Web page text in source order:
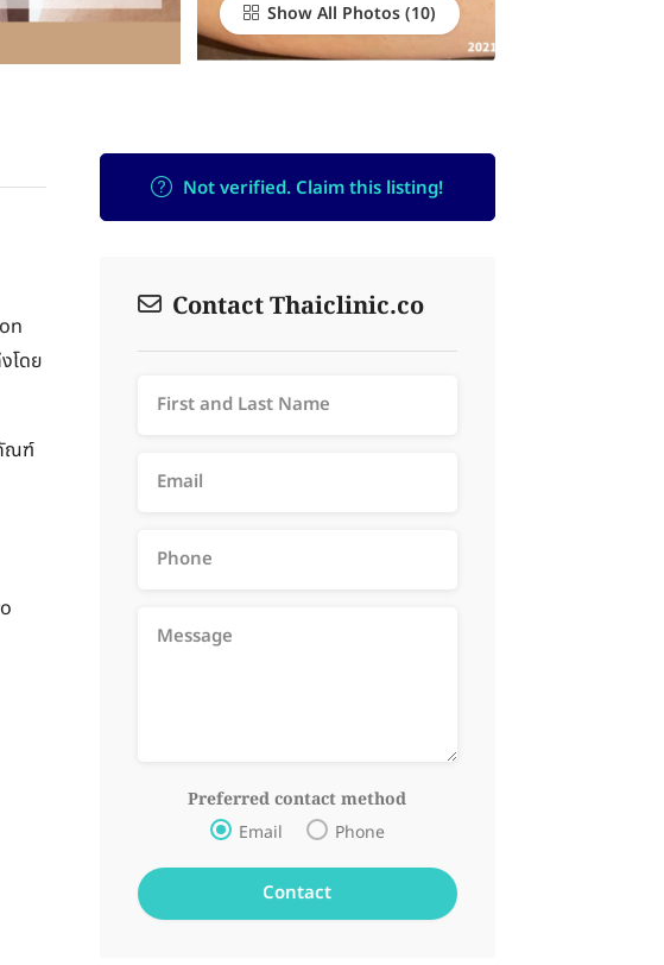
Show All Photos
โดย
ณฑ์
Not verified. Claim this listing!
Contact Thaiclinic.co
Preferred contact method
Email Phone